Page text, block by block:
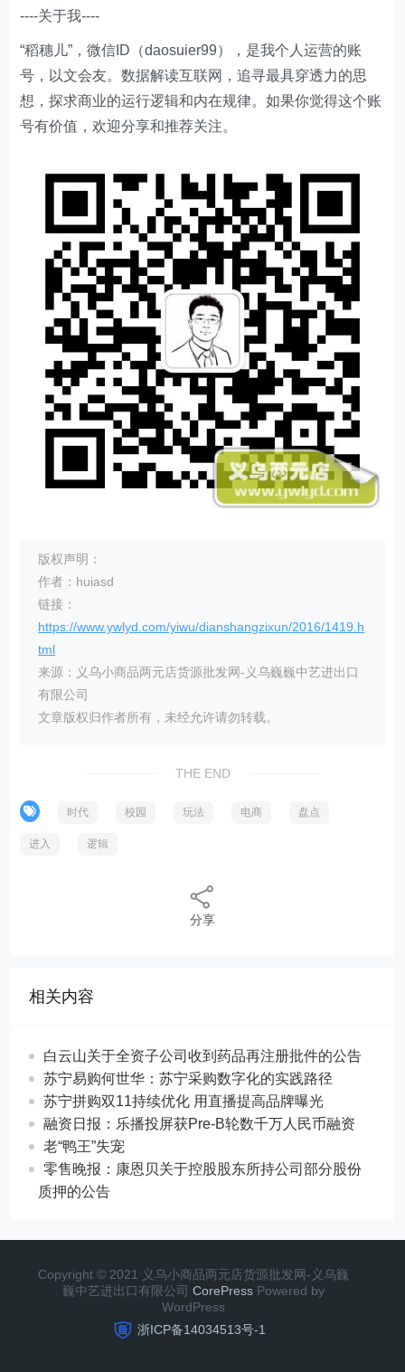
----关于我----
“稻穗儿”，微信ID（daosuier99），是我个人运营的账
号，以文会友。数据解读互联网，追寻最具穿透力的思
想，探求商业的运行逻辑和内在规律。如果你觉得这个账
号有价值，欢迎分享和推荐关注。
版权声明：
作者：huiasd
链接：
https://www.ywlyd.com/yiwu/dianshangzixun/2016/1419.h
tml
来源：义乌小商品两元店货源批发网-义乌巍巍中艺进出口
有限公司
文章版权归作者所有，未经允许请勿转载。
THE END
时代 校园 玩法 电商 盘点
进入 逻辑
分享
相关内容
白云山关于全资子公司收到药品再注册批件的公告
苏宁易购何世华：苏宁采购数字化的实践路径
苏宁拼购双11持续优化 用直播提高品牌曝光
融资日报：乐播投屏获Pre-B轮数千万人民币融资
老“鸭王”失宠
零售晚报：康恩贝关于控股股东所持公司部分股份
质押的公告
Copyright © 2021 义乌小商品两元店货源批发网-义乌巍
巍中艺进出口有限公司 CorePress Powered by
WordPress
浙ICP备14034513号-1